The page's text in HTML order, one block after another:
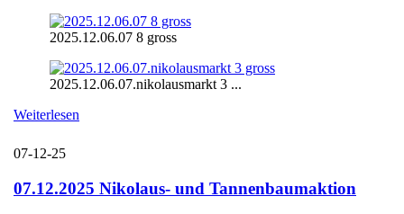
2025.12.06.07 8 gross
2025.12.06.07.nikolausmarkt 3 ...
Weiterlesen
07-12-25
07.12.2025 Nikolaus- und Tannenbaumaktion